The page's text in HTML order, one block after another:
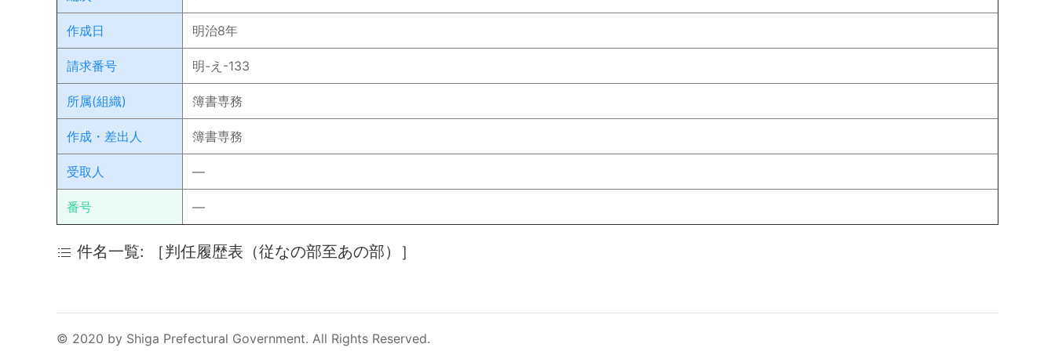
作成日 明治8年
請求番号 明-え-133
所属(組織) 簿書専務
作成・差出人 簿書専務
受取人 ―
番号 ―
件名一覧: ［判任履歴表（従なの部至あの部）］
© 2020 by Shiga Prefectural Government. All Rights Reserved.